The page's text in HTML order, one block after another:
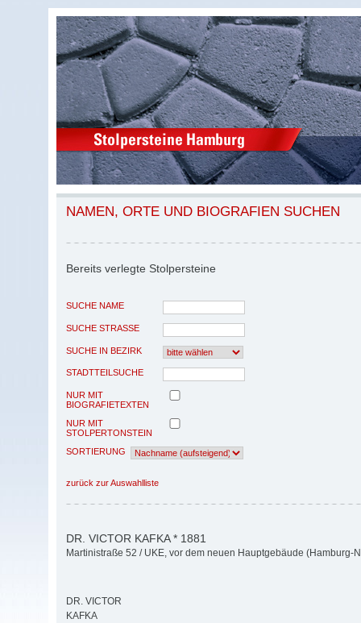
NAMEN, ORTE UND BIOGRAFIEN SUCHEN
Bereits verlegte Stolpersteine
SUCHE NAME
SUCHE STRASSE
SUCHE IN BEZIRK
STADTTEILSUCHE
NUR MIT
BIOGRAFIETEXTEN
NUR MIT
STOLPERTONSTEIN
SORTIERUNG
zurück zur Auswahlliste
DR. VICTOR KAFKA * 1881
Martinistraße 52 / UKE, vor dem neuen Hauptgebäude (Hamburg-
DR. VICTOR
KAFKA